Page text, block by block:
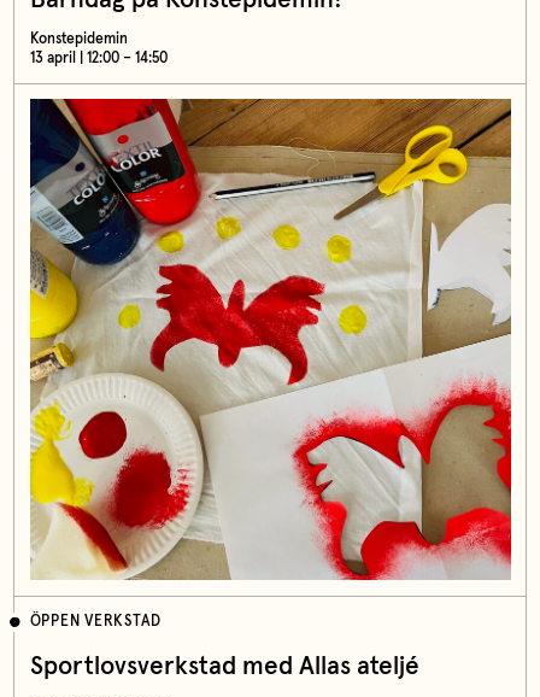
Konstepidemin
13 april | 12:00 – 14:50
ÖPPEN VERKSTAD
Sportlovsverkstad med Allas ateljé